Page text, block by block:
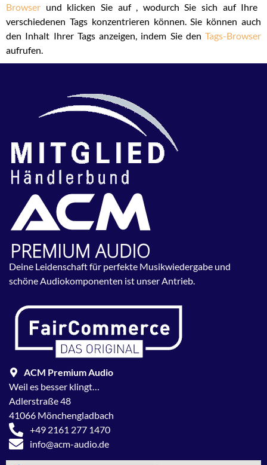
Browser und klicken Sie auf , wodurch Sie sich auf Ihre
verschiedenen Tags konzentrieren können. Sie können auch
den Inhalt Ihrer Tags anzeigen, indem Sie den Tags-Browser
aufrufen.
Deine Leidenschaft für perfekte Musikwiedergabe und
schöne Audiokomponenten ist unser Antrieb.
ACM Premium Audio
Weil es besser klingt…
Adlerstraße 48
41066 Mönchengladbach
+49 2161 277 1470
info@acm-audio.de